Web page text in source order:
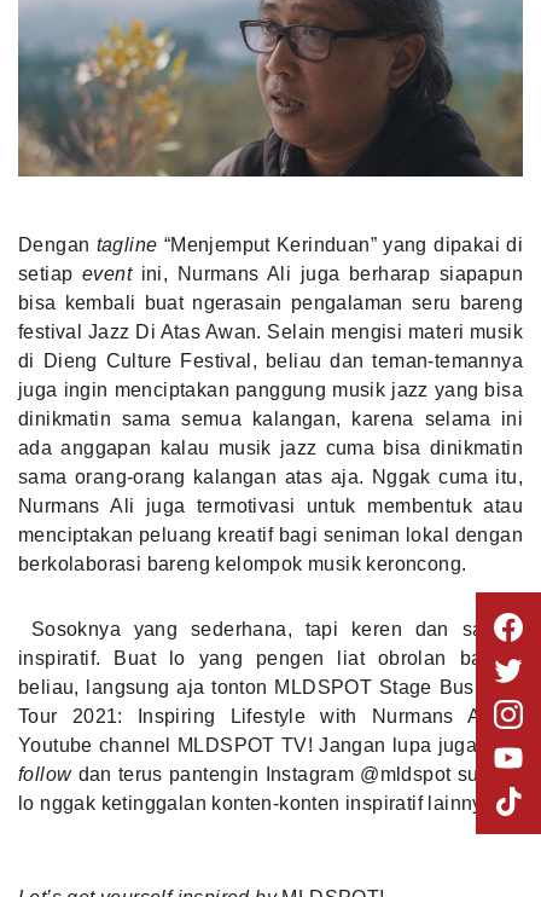
Dengan tagline “Menjemput Kerinduan” yang dipakai di
setiap eventini, Nurmans Ali juga berharap siapapun
bisa kembali buat ngerasain pengalaman seru bareng
festival Jazz Di Atas Awan. Selain mengisi materi musik
di Dieng Culture Festival, beliau dan teman-temannya
juga ingin menciptakan panggung musik jazz yang bisa
dinikmatin sama semua kalangan, karena selama ini
ada anggapan kalau musik jazz cuma bisa dinikmatin
sama orang-orang kalangan atas aja. Nggak cuma itu,
Nurmans Ali juga termotivasi untuk membentuk atau
menciptakan peluang kreatif bagi seniman lokal dengan
berkolaborasi bareng kelompok musik keroncong.
Sosoknya yang sederhana, tapi keren dan sangat
inspiratif. Buat lo yang pengen liat obrolan bareng
beliau, langsung aja tonton MLDSPOT Stage Bus Jazz
Tour 2021: Inspiring Lifestyle with Nurmans Ali di
Youtube channel MLDSPOT TV! Jangan lupa juga buat
followdan terus pantengin Instagram @mldspot supaya
lo nggak ketinggalan konten-konten inspiratif lainnya.